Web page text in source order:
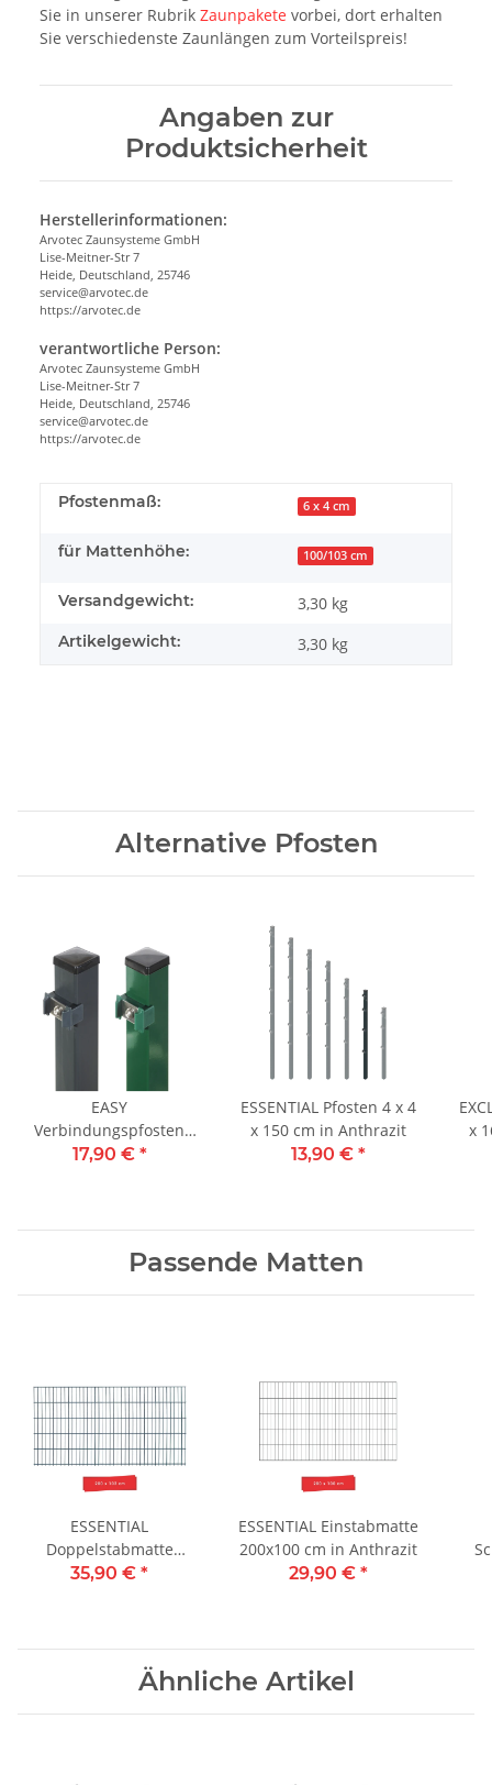
Sie in unserer Rubrik Zaunpakete vorbei, dort erhalten
Sie verschiedenste Zaunlängen zum Vorteilspreis!
Angaben zur
Produktsicherheit
Herstellerinformationen:
Arvotec Zaunsysteme GmbH
Lise-Meitner-Str 7
Heide, Deutschland, 25746
service@arvotec.de
https://arvotec.de
verantwortliche Person:
Arvotec Zaunsysteme GmbH
Lise-Meitner-Str 7
Heide, Deutschland, 25746
service@arvotec.de
https://arvotec.de
Pfostenmaß: 6 x 4 cm
für Mattenhöhe: 100/103 cm
Versandgewicht: 3,30 kg
Artikelgewicht: 3,30 kg
Alternative Pfosten
EASY
Verbindungspfosten
4x4x108cm Anthrazit
17,90 € *
ESSENTIAL Pfosten 4 x 4
x 150 cm in Anthrazit
13,90 € *
x
Passende Matten
ESSENTIAL
Doppelstabmatte
200x103 cm in Anthrazit
35,90 € *
ESSENTIAL Einstabmatte
200x100 cm in Anthrazit
29,90 € *
Ähnliche Artikel